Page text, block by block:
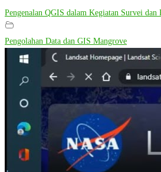
Pengenalan QGIS dalam Kegiatan Survei dan
Pengolahan Data dan GIS Mangrove